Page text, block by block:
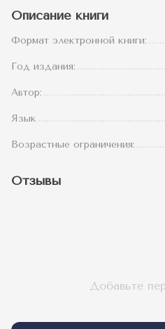
Описание книги
Формат электронной книги:
Год издания:
Автор:
Язык
Возрастные ограничения:
Отзывы
Добавьте